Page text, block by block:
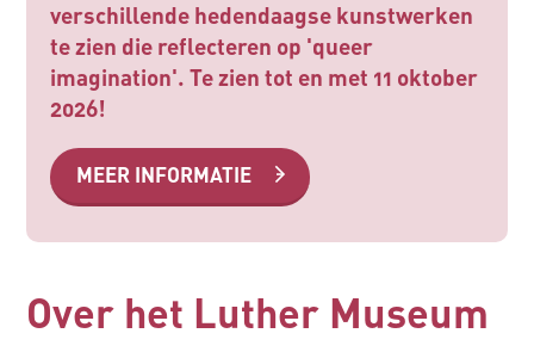
verschillende hedendaagse kunstwerken
te zien die reflecteren op 'queer
imagination'. Te zien tot en met 11 oktober
2026!
MEER INFORMATIE
Over het Luther Museum